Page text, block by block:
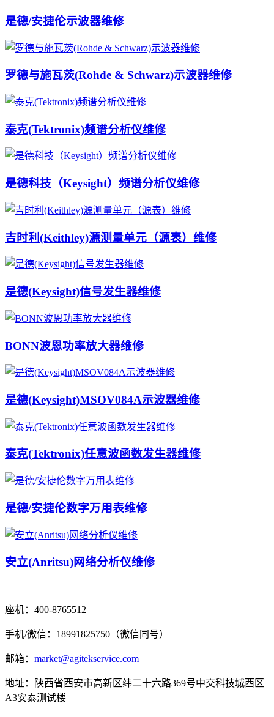
是德/安捷伦示波器维修
罗德与施瓦茨(Rohde & Schwarz)示波器维修
泰克(Tektronix)频谱分析仪维修
是德科技（Keysight）频谱分析仪维修
吉时利(Keithley)源测量单元（源表）维修
是德(Keysight)信号发生器维修
BONN波恩功率放大器维修
是德(Keysight)MSOV084A示波器维修
泰克(Tektronix)任意波函数发生器维修
是德/安捷伦数字万用表维修
安立(Anritsu)网络分析仪维修
座机：400-8765512
手机/微信：18991825750（微信同号）
邮箱： market@agitekservice.com
地址：陕西省西安市高新区纬二十六路369号中交科技城西区
A3安泰测试楼